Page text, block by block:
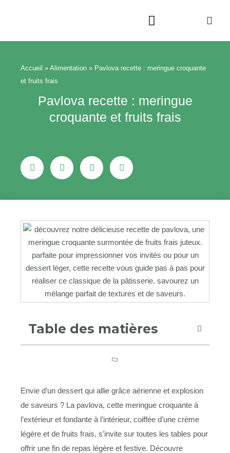
Accueil » Alimentation » Pavlova recette : meringue croquante
et fruits frais
Pavlova recette : meringue
croquante et fruits frais
Table des matières
Envie d’un dessert qui allie grâce aérienne et explosion
de saveurs ? La pavlova, cette meringue croquante à
l’extérieur et fondante à l’intérieur, coiffée d’une crème
légère et de fruits frais, s’invite sur toutes les tables pour
offrir une fin de repas légère et festive. Découvre